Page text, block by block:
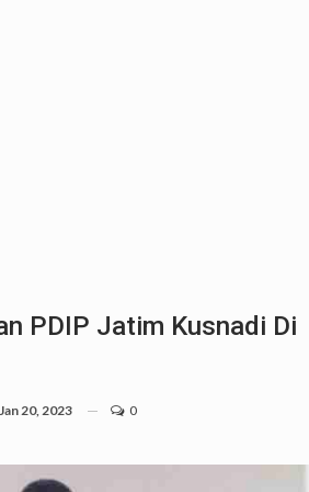
PDIP Jatim Kusnadi Di
Jan 20, 2023 0